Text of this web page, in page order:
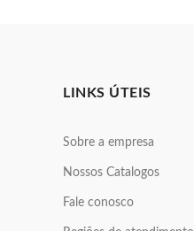
LINKS ÚTEIS
Sobre a empresa
Nossos Catalogos
Fale conosco